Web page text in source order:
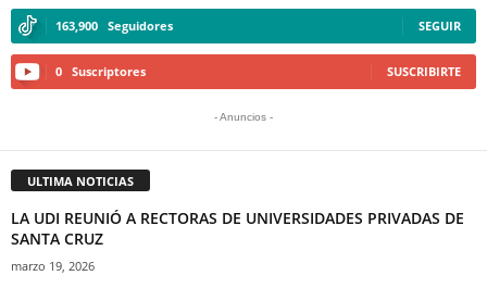
163,900 Seguidores SEGUIR
0 Suscriptores SUSCRIBIRTE
- Anuncios -
ULTIMA NOTICIAS
LA UDI REUNIÓ A RECTORAS DE UNIVERSIDADES PRIVADAS DE
SANTA CRUZ
marzo 19, 2026